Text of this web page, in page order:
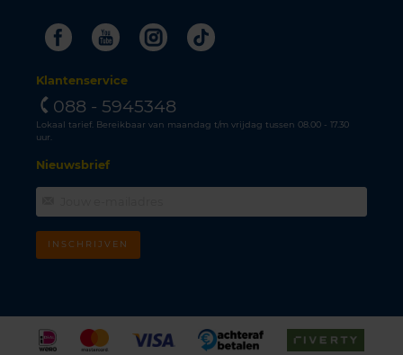
FacebookYoutubeInstagram
Tiktok
Klantenservice
088 - 5945348
Lokaal tarief. Bereikbaar van maandag t/m vrijdag tussen 08.00 - 17.30
uur.
Nieuwsbrief
INSCHRIJVEN